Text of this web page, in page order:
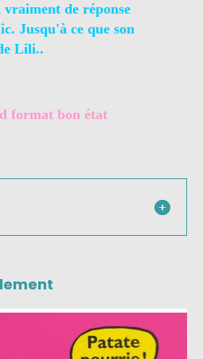
de réponse
Jusqu'à ce que son
Lili..
format bon état